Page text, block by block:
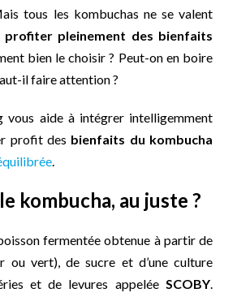
tous les kombuchas ne se valent
profiter pleinement des bienfaits
bien le choisir ? Peut-on en boire
il faire attention ?
vous aide à intégrer intelligemment
profit des bienfaits du kombucha
.
kombucha, au juste ?
fermentée obtenue à partir de
ou vert), de sucre et d’une culture
et de levures appelée SCOBY.